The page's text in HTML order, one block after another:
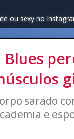
ou sexy no
Blues
sarado
e